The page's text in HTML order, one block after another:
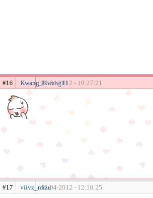
#16 Kwang_Kwang11
19-04-2012 - 10:27:21
#17 viivz_mizu19-04-2012 - 12:10:25